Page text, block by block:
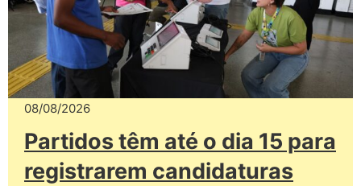
08/08/2026
Partidos têm até o dia 15 para
registrarem candidaturas